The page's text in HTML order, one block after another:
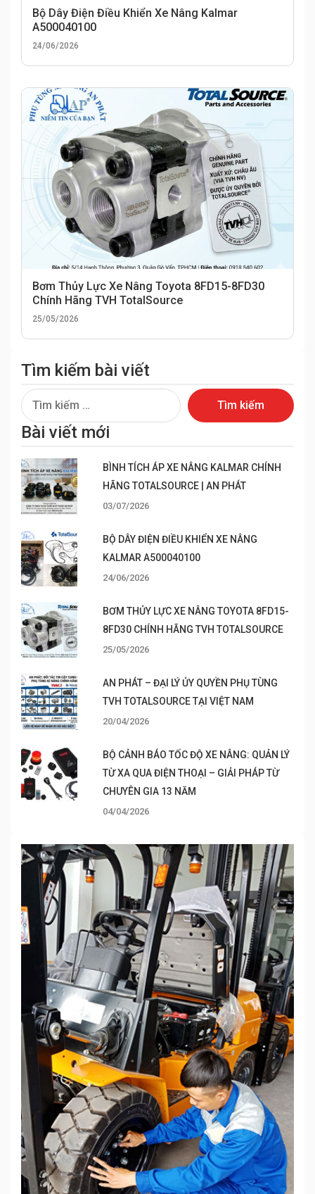
Bộ Dây Điện Điều Khiển Xe Nâng Kalmar
A500040100
24/06/2026
Bơm Thủy Lực Xe Nâng Toyota 8FD15-8FD30
Chính Hãng TVH TotalSource
25/05/2026
Tìm kiếm bài viết
Tìm
kiếm
cho:
Bài viết mới
BÌNH TÍCH ÁP XE NÂNG KALMAR CHÍNH
HÃNG TOTALSOURCE | AN PHÁT
03/07/2026
BỘ DÂY ĐIỆN ĐIỀU KHIỂN XE NÂNG
KALMAR A500040100
24/06/2026
BƠM THỦY LỰC XE NÂNG TOYOTA 8FD15-
8FD30 CHÍNH HÃNG TVH TOTALSOURCE
25/05/2026
AN PHÁT – ĐẠI LÝ ỦY QUYỀN PHỤ TÙNG
TVH TOTALSOURCE TẠI VIỆT NAM
20/04/2026
BỘ CẢNH BÁO TỐC ĐỘ XE NÂNG: QUẢN LÝ
TỪ XA QUA ĐIỆN THOẠI – GIẢI PHÁP TỪ
CHUYÊN GIA 13 NĂM
04/04/2026